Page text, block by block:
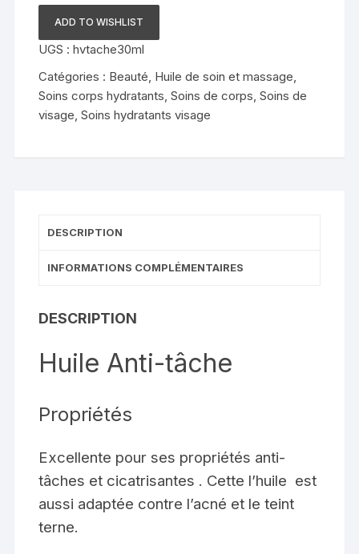
Anti-
tache
ADD TO WISHLIST
UGS :hvtache30ml
Catégories : Beauté, Huile de soin et massage,
Soins corps hydratants,Soins de corps,Soins de
visage,Soins hydratants visage
DESCRIPTION
INFORMATIONS COMPLÉMENTAIRES
DESCRIPTION
Huile Anti-tâche
Propriétés
Excellente pour ses propriétés anti-
tâches et cicatrisantes . Cette l’huile est
aussi adaptée contre l’acné et le teint
terne.